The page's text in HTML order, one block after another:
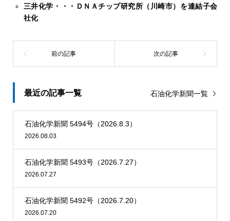
三井化学・・・ＤＮＡチップ研究所（川崎市）を連結子会
社化
最近の記事一覧 石油化学新聞一覧
石油化学新聞 5494号（2026.8.3）
2026.08.03
石油化学新聞 5493号（2026.7.27）
2026.07.27
石油化学新聞 5492号（2026.7.20）
2026.07.20